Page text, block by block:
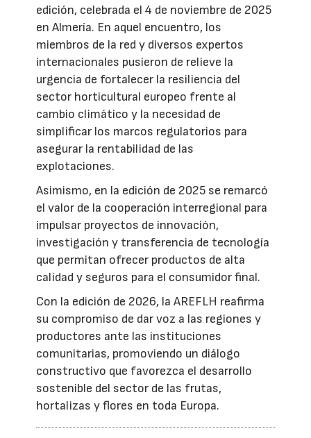
edición, celebrada el 4 de noviembre de 2025
en Almería. En aquel encuentro, los
miembros de la red y diversos expertos
internacionales pusieron de relieve la
urgencia de fortalecer la resiliencia del
sector horticultural europeo frente al
cambio climático y la necesidad de
simplificar los marcos regulatorios para
asegurar la rentabilidad de las
explotaciones.
Asimismo, en la edición de 2025 se remarcó
el valor de la cooperación interregional para
impulsar proyectos de innovación,
investigación y transferencia de tecnología
que permitan ofrecer productos de alta
calidad y seguros para el consumidor final.
Con la edición de 2026, la AREFLH reafirma
su compromiso de dar voz a las regiones y
productores ante las instituciones
comunitarias, promoviendo un diálogo
constructivo que favorezca el desarrollo
sostenible del sector de las frutas,
hortalizas y flores en toda Europa.